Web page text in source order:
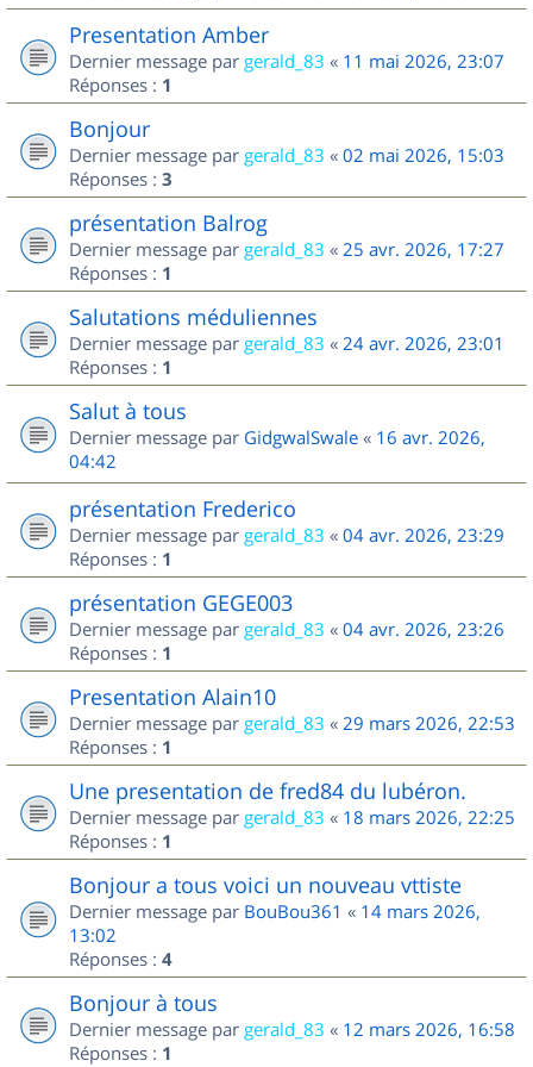
Presentation Amber
Dernier message par gerald_83 « 11 mai 2026, 23:07
Réponses : 1
Bonjour
Dernier message par gerald_83 « 02 mai 2026, 15:03
Réponses : 3
présentation Balrog
Dernier message par gerald_83 « 25 avr. 2026, 17:27
Réponses : 1
Salutations méduliennes
Dernier message par gerald_83 « 24 avr. 2026, 23:01
Réponses : 1
Salut à tous
Dernier message par GidgwalSwale « 16 avr. 2026,
04:42
présentation Frederico
Dernier message par gerald_83 « 04 avr. 2026, 23:29
Réponses : 1
présentation GEGE003
Dernier message par gerald_83 « 04 avr. 2026, 23:26
Réponses : 1
Presentation Alain10
Dernier message par gerald_83 « 29 mars 2026, 22:53
Réponses : 1
Une presentation de fred84 du lubéron.
Dernier message par gerald_83 « 18 mars 2026, 22:25
Réponses : 1
Bonjour a tous voici un nouveau vttiste
Dernier message par BouBou361 « 14 mars 2026,
13:02
Réponses : 4
Bonjour à tous
Dernier message par gerald_83 « 12 mars 2026, 16:58
Réponses : 1